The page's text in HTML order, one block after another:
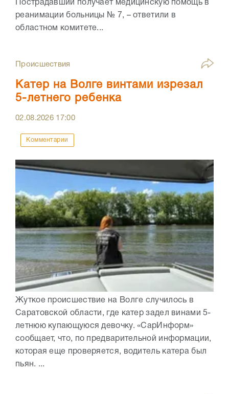
Пострадавший получает медицинскую помощь в
реанимации больницы № 7, – ответили в
областном комитете...
Происшествия
Катер на Волге винтами изрезал
5-летнего ребенка
02.08.2026 17:00
Комментарии
Жуткое происшествие на Волге случилось в
Саратовской области, где катер задел винами 5-
летнюю купающуюся девочку. «СарИнформ»
сообщает, что, по предварительной информации,
которая еще проверяется, водитель катера был
пьян. ...